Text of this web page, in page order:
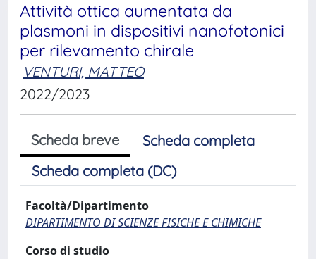
Attività ottica aumentata da
plasmoni in dispositivi nanofotonici
per rilevamento chirale
VENTURI, MATTEO
2022/2023
Scheda breve
Scheda completa
Scheda completa (DC)
Facoltà/Dipartimento
DIPARTIMENTO DI SCIENZE FISICHE E CHIMICHE
Corso di studio